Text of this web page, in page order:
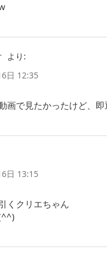
より:
日 12:35
画で見たかったけど、
日 13:15
くクリエちゃん